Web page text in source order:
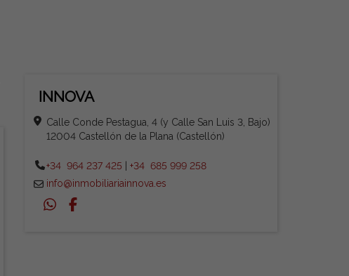
INNOVA
Calle Conde Pestagua, 4 (y Calle San Luis 3, Bajo)
12004 Castellón de la Plana (Castellón)
+34 964 237 425 | +34 685 999 258
info@inmobiliariainnova.es